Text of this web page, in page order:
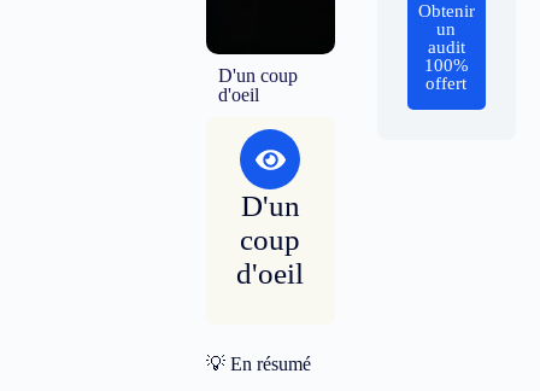
D'un coup
d'oeil
D'un
coup
d'oeil
💡 En résumé
Obtenir
un
audit
100%
offert